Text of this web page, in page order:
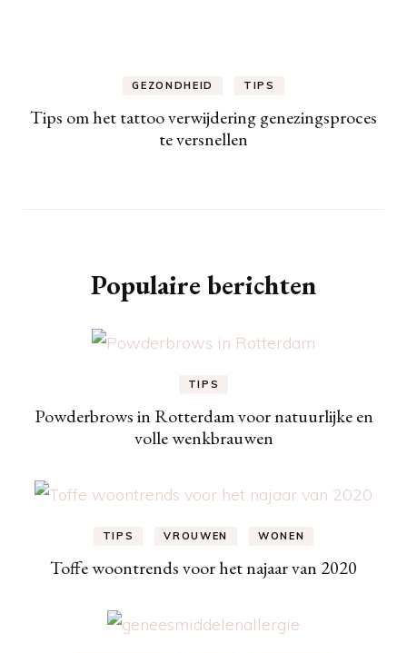
GEZONDHEID TIPS
Tips om het tattoo verwijdering genezingsproces
te versnellen
Populaire berichten
TIPS
Powderbrows in Rotterdam voor natuurlijke en
volle wenkbrauwen
TIPS VROUWEN WONEN
Toffe woontrends voor het najaar van 2020